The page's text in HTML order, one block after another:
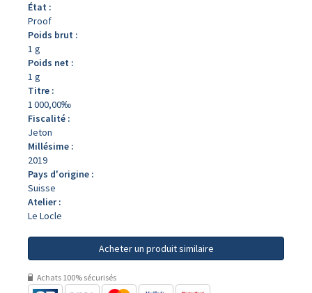
État :
Proof
Poids brut :
1 g
Poids net :
1 g
Titre :
1 000,00‰
Fiscalité :
Jeton
Millésime :
2019
Pays d'origine :
Suisse
Atelier :
Le Locle
Acheter un produit similaire
Achats 100% sécurisés